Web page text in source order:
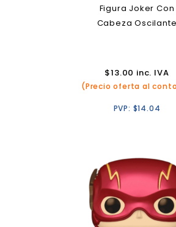
Figura Joker Con
Cabeza Oscilante
$13.00 inc. IVA
(Precio oferta al
PVP: $14.04